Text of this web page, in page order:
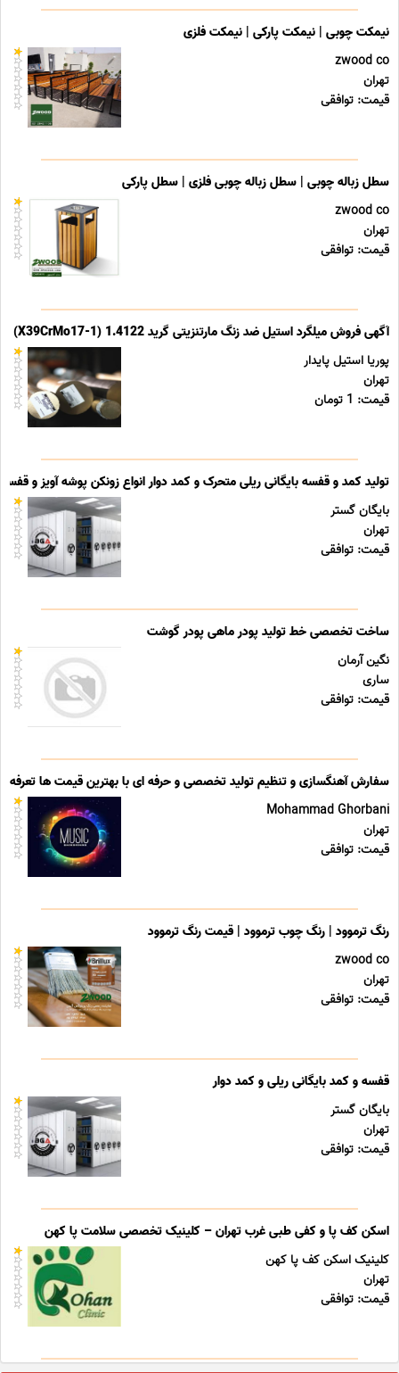
نیمکت چوبی | نیمکت پارکی | نیمکت فلزی
zwood co
تهران
قیمت: توافقی
سطل زباله چوبی | سطل زباله چوبی فلزی | سطل پارکی
zwood co
تهران
قیمت: توافقی
آگهی فروش میلگرد استیل ضد زنگ مارتنزیتی گرید 1.4122 (X39CrMo17-1)
پوریا استیل پایدار
تهران
قیمت: 1 تومان
تولید کمد و قفسه بایگانی ریلی متحرک و کمد دوار انواع زونکن پوشه آویز و قفسه
بایگان گستر
تهران
قیمت: توافقی
ساخت تخصصی خط تولید پودر ماهی پودر گوشت
نگین آرمان
ساری
قیمت: توافقی
سفارش آهنگسازی و تنظیم تولید تخصصی و حرفه ای با بهترین قیمت ها تعرفه
Mohammad Ghorbani
تهران
قیمت: توافقی
رنگ ترموود | رنگ چوب ترموود | قیمت رنگ ترموود
zwood co
تهران
قیمت: توافقی
قفسه و کمد بایگانی ریلی و کمد دوار
بایگان گستر
تهران
قیمت: توافقی
اسکن کف پا و کفی طبی غرب تهران – کلینیک تخصصی سلامت پا کهن
کلینیک اسکن کف پا کهن
تهران
قیمت: توافقی